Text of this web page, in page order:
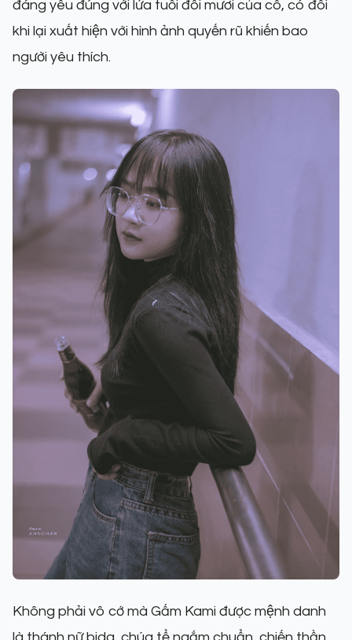
đáng yêu đúng với lứa tuổi đôi mươi của cô, có đôi
khi lại xuất hiện với hình ảnh quyến rũ khiến bao
người yêu thích.
Không phải vô cớ mà Gấm Kami được mệnh danh
là thánh nữ bida, chúa tể ngắm chuẩn, chiến thần